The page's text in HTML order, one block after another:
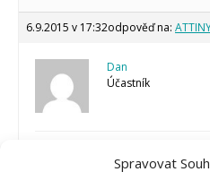
Spravovat
6.9.2015 v 17:32odpověď na:
Dan
Účastník
Attiny85 musím provozovat na